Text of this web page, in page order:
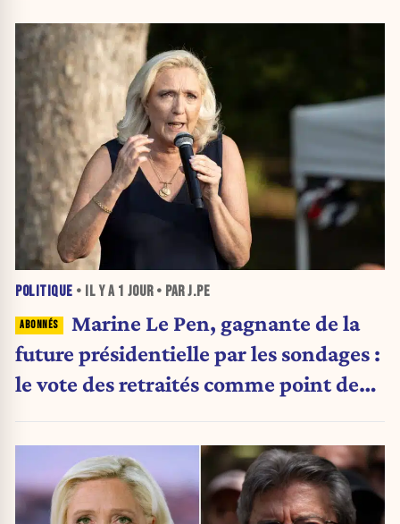
POLITIQUE • IL Y A 1 JOUR• PAR J.PE
Marine Le Pen, gagnante de la
future présidentielle par les sondages :
le vote des retraités comme point de